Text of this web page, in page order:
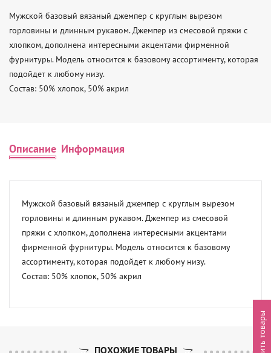
Мужской базовый вязаный джемпер с круглым вырезом
горловины и длинным рукавом. Джемпер из смесовой пряжи с
хлопком, дополнена интересными акцентами фирменной
фурнитуры. Модель относится к базовому ассортименту, которая
подойдет к любому низу.
Состав: 50% хлопок, 50% акрил
Описание Информация
Мужской базовый вязаный джемпер с круглым вырезом
горловины и длинным рукавом. Джемпер из смесовой
пряжи с хлопком, дополнена интересными акцентами
фирменной фурнитуры. Модель относится к базовому
ассортименту, которая подойдет к любому низу.
Состав: 50% хлопок, 50% акрил
ПОХОЖИЕ ТОВАРЫ